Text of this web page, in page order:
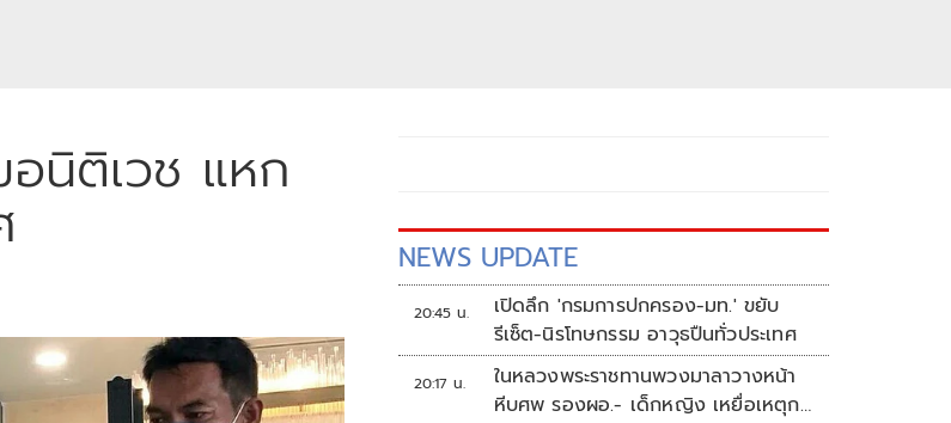
นิติเวช แหก
NEWS UPDATE
20:45 น.
เปิดลึก 'กรมการปกครอง-มท.' ขยับ
รีเซ็ต-นิรโทษกรรม อาวุธปืนทั่วประเทศ
20:17 น.
ในหลวงพระราชทานพวงมาลาวางหน้า
หีบศพ รองผอ.- เด็กหญิง เหยื่อเหตุก